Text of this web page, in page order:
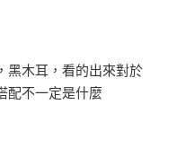
黑木耳，看的出來對於
配不一定是什麼